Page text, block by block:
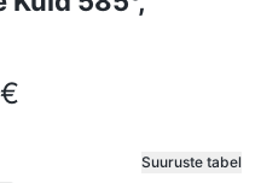
Suuruste tabel